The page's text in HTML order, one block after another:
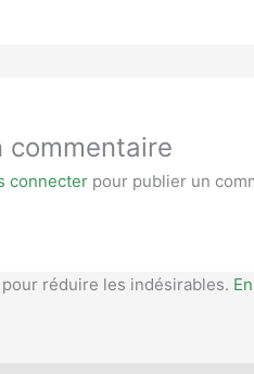
commentaire
connecter pour publier un
réduire les indésirables.